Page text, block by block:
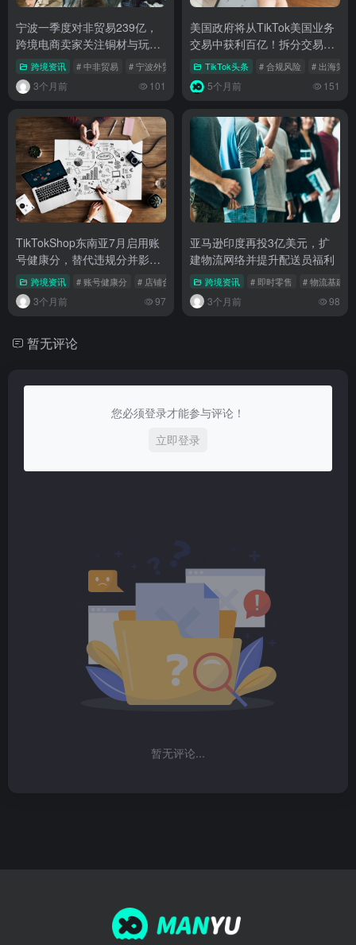
宁波一季度对非贸易239亿，
跨境电商卖家关注铜材与玩具
供应链新动向
跨境资讯 # 中非贸易 # 宁波外贸 # 铜材进口
3个月前 101
美国政府将从TikTok美国业务
交易中获利百亿！拆分交易细
节与行业影响全解析
TikTok头条 # 合规风险 # 出海策略
5个月前 151
TikTokShop东南亚7月启用账
号健康分，替代违规分并影响
店铺流量权重
跨境资讯 # 账号健康分 # 店铺合规 # 东南亚跨境
3个月前 97
亚马逊印度再投3亿美元，扩
建物流网络并提升配送员福利
跨境资讯 # 即时零售 # 物流基建
3个月前 98
暂无评论
您必须登录才能参与评论！
立即登录
暂无评论...